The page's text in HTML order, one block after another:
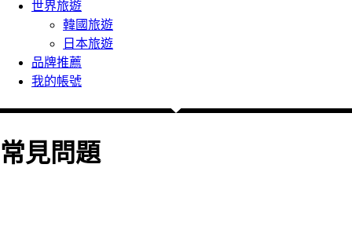
世界旅遊
韓國旅遊
日本旅遊
品牌推薦
我的帳號
常見問題